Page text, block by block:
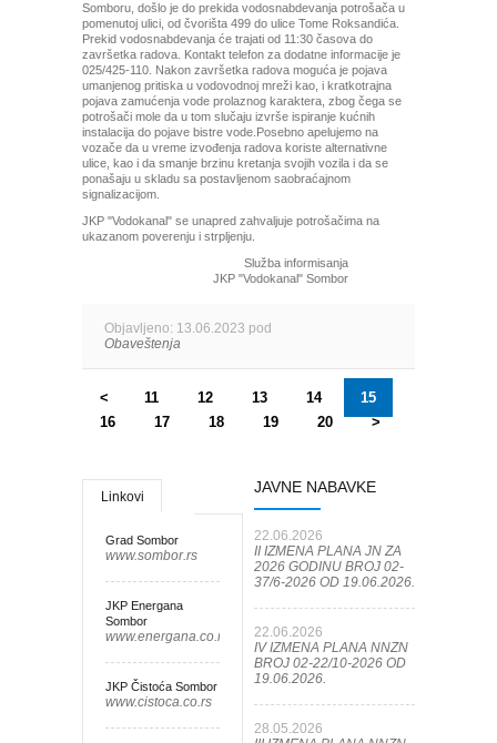
Somboru, došlo je do prekida vodosnabdevanja potrošača u
pomenutoj ulici, od čvorišta 499 do ulice Tome Roksandića.
Prekid vodosnabdevanja će trajati od 11:30 časova do
završetka radova. Kontakt telefon za dodatne informacije je
025/425-110. Nakon završetka radova moguća je pojava
umanjenog pritiska u vodovodnoj mreži kao, i kratkotrajna
pojava zamućenja vode prolaznog karaktera, zbog čega se
potrošači mole da u tom slučaju izvrše ispiranje kućnih
instalacija do pojave bistre vode.Posebno apelujemo na
vozače da u vreme izvođenja radova koriste alternativne
ulice, kao i da smanje brzinu kretanja svojih vozila i da se
ponašaju u skladu sa postavljenom saobraćajnom
signalizacijom.
JKP "Vodokanal" se unapred zahvaljuje potrošačima na
ukazanom poverenju i strpljenju.
Služba informisanja
JKP "Vodokanal" Sombor
Objavljeno: 13.06.2023 pod
Obaveštenja
< 11 12 13 14
15
16
17 18 19 20 >
Linkovi
Grad Sombor
www.sombor.rs
JKP Energana
Sombor
www.energana.co.rs
JKP Čistoća Sombor
www.cistoca.co.rs
JAVNE NABAVKE
22.06.2026
II IZMENA PLANA JN ZA
2026 GODINU BROJ 02-
37/6-2026 OD 19.06.2026.
22.06.2026
IV IZMENA PLANA NNZN
BROJ 02-22/10-2026 OD
19.06.2026.
28.05.2026